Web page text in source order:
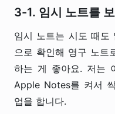
3-1. 임시 노트를
임시 노트는 시도 때도
으로 확인해 영구 노트
하는 게 좋아요. 저는
Apple Notes를 켜서
업을 합니다.